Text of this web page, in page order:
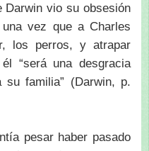
Darwin vio su obsesión
vez que a Charles
los perros, y atrapar
“será una desgracia
familia” (Darwin, p.
pesar haber pasado